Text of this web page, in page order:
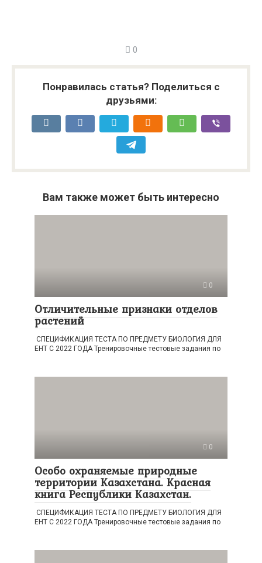
0
Понравилась статья? Поделиться с
друзьями:
Вам также может быть интересно
0
Отличительные признаки отделов
растений
СПЕЦИФИКАЦИЯ ТЕСТА ПО ПРЕДМЕТУ БИОЛОГИЯ ДЛЯ
ЕНТ С 2022 ГОДА Тренировочные тестовые задания по
0
Особо охраняемые природные
территории Казахстана. Красная
книга Республики Казахстан.
СПЕЦИФИКАЦИЯ ТЕСТА ПО ПРЕДМЕТУ БИОЛОГИЯ ДЛЯ
ЕНТ С 2022 ГОДА Тренировочные тестовые задания по